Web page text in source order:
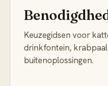
Keuzegidsen voor
drinkfontein,
buitenoplossingen.